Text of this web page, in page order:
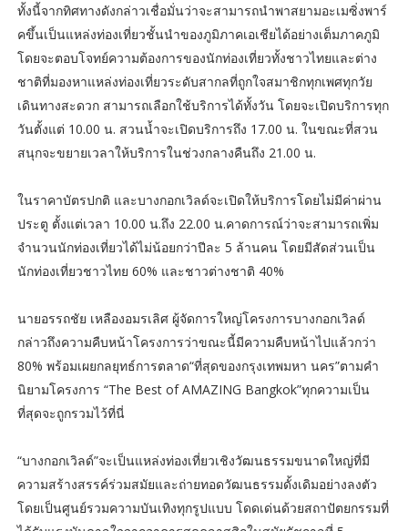
ทั้งนี้จากทิศทางดังกล่าวเชื่อมั่นว่าจะสามารถนำพาสยามอะเมซิ่งพาร์
คขึ้นเป็นแหล่งท่องเที่ยวชั้นนำของภูมิภาคเอเชียได้อย่างเต็มภาคภูมิ
โดยจะตอบโจทย์ความต้องการของนักท่องเที่ยวทั้งชาวไทยและต่าง
ชาติที่มองหาแหล่งท่องเที่ยวระดับสากลที่ถูกใจสมาชิกทุกเพศทุกวัย
เดินทางสะดวก สามารถเลือกใช้บริการได้ทั้งวัน โดยจะเปิดบริการทุก
วันตั้งแต่ 10.00 น. สวนน้ำจะเปิดบริการถึง 17.00 น. ในขณะที่สวน
สนุกจะขยายเวลาให้บริการในช่วงกลางคืนถึง 21.00 น.
ในราคาบัตรปกติ และบางกอกเวิลด์จะเปิดให้บริการโดยไม่มีค่าผ่าน
ประตู ตั้งแต่เวลา 10.00 น.ถึง 22.00 น.คาดการณ์ว่าจะสามารถเพิ่ม
จำนวนนักท่องเที่ยวได้ไม่น้อยกว่าปีละ 5 ล้านคน โดยมีสัดส่วนเป็น
นักท่องเที่ยวชาวไทย 60% และชาวต่างชาติ 40%
นายอรรถชัย เหลืองอมรเลิศ ผู้จัดการใหญ่โครงการบางกอกเวิลด์
กล่าวถึงความคืบหน้าโครงการว่าขณะนี้มีความคืบหน้าไปแล้วกว่า
80% พร้อมเผยกลยุทธ์การตลาด“ที่สุดของกรุงเทพมหา นคร”ตามคำ
นิยามโครงการ “The Best of AMAZING Bangkok”ทุกความเป็น
ที่สุดจะถูกรวมไว้ที่นี่
“บางกอกเวิลด์”จะเป็นแหล่งท่องเที่ยวเชิงวัฒนธรรมขนาดใหญ่ที่มี
ความสร้างสรรค์ร่วมสมัยและถ่ายทอดวัฒนธรรมดั้งเดิมอย่างลงตัว
โดยเป็นศูนย์รวมความบันเทิงทุกรูปแบบ โดดเด่นด้วยสถาปัตยกรรมที่